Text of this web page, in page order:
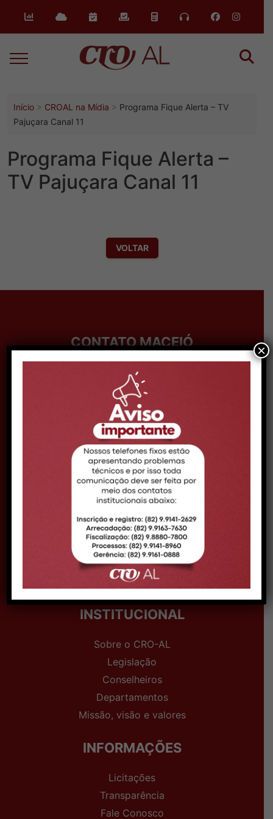
conteúdo
Início CROAL na Mídia
Programa Fique Alerta – TV
Pajuçara Canal 11
Programa Fique Alerta –
TV Pajuçara Canal 11
VOLTAR
CONTATO MACEIÓ
Telefone: (82) 99161-0888
Expediente: 08h às 14h
comunicacao@croal.org.br
Rua Coronel Francisco Silva, 290,
Bairro Pitanguinha – CEP 57052-190 –
Maceió/AL
DELEGACIA ARAPIRACA
Telefone:(82) 98880-5939
Expediente:09h às 15h
Endereço:
Av. Deputada Ceci Cunha, nº 50,
Bairro Brasília - CEP 57313-085 -
Arapiraca/AL
INSTITUCIONAL
Sobre o CRO-AL
Legislação
Conselheiros
Departamentos
Missão, visão e valores
INFORMAÇÕES
Licitações
Transparência
Fale Conosco
×